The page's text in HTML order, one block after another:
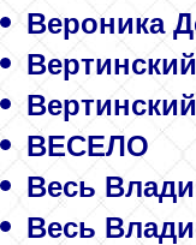
Вероника
ВЕСЕЛО
Весь
Весь